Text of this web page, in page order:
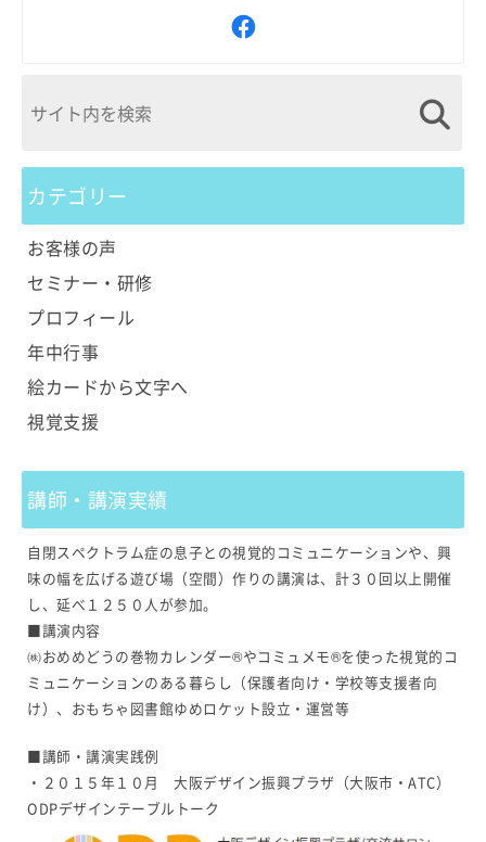
カテゴリー
お客様の声
セミナー・研修
プロフィール
年中行事
絵カードから文字へ
視覚支援
講師・講演実績
自閉スペクトラム症の息子との視覚的コミュニケーションや、興
味の幅を広げる遊び場（空間）作りの講演は、計３０回以上開催
し、延べ１２５０人が参加。
■講演内容
㈱おめめどうの巻物カレンダー®やコミュメモ®を使った視覚的コ
ミュニケーションのある暮らし（保護者向け・学校等支援者向
け）、おもちゃ図書館ゆめロケット設立・運営等
■講師・講演実践例
・２０１５年１０月 大阪デザイン振興プラザ（大阪市・ATC）
ODPデザインテーブルトーク